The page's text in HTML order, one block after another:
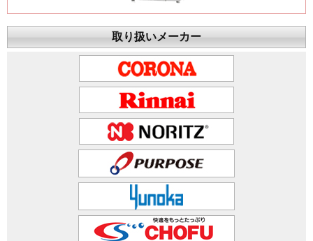
取り扱いメーカー